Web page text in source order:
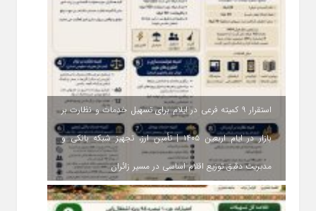
استقرار ۹ کمیته فرعی در ایلام برای تسهیل خدمات و نظارت بر
بازار در ایام اربعین ۱۴۰۵ | تأمین ارز، تجهیز شبکه بانکی و
مدیریت دقیق توزیع اقلام اساسی در مسیر زائران